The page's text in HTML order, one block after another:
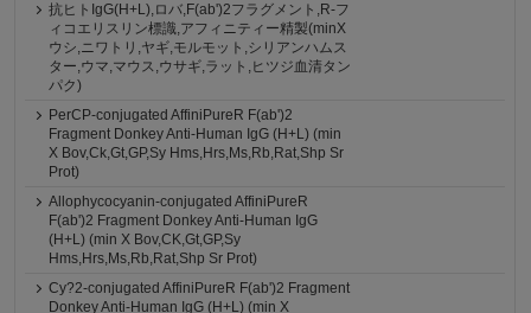
抗ヒトIgG(H+L),ロバ,F(ab')2フラグメント,R-フ
ィコエリスリン標識,アフィニティー精製(minX
ウシ,ニワトリ,ヤギ,モルモット,シリアンハムス
ター,ウマ,マウス,ウサギ,ラット,ヒツジ血清タン
パク)
PerCP-conjugated AffiniPureR F(ab')2
Fragment Donkey Anti-Human IgG (H+L) (min
X Bov,Ck,Gt,GP,Sy Hms,Hrs,Ms,Rb,Rat,Shp Sr
Prot)
Allophycocyanin-conjugated AffiniPureR
F(ab')2 Fragment Donkey Anti-Human IgG
(H+L) (min X Bov,CK,Gt,GP,Sy
Hms,Hrs,Ms,Rb,Rat,Shp Sr Prot)
Cy?2-conjugated AffiniPureR F(ab')2 Fragment
Donkey Anti-Human IgG (H+L) (min X